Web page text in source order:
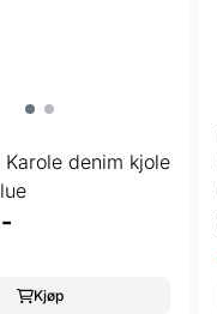
denim kjole
Kjøp